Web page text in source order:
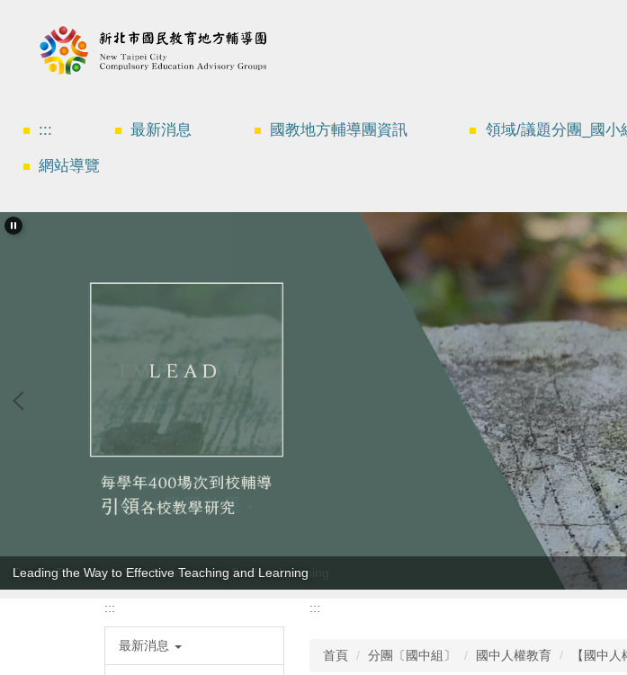
::: 最新消息 國教地方輔導團資訊 領域/議題分團_國小
網站導覽
Leading the Way to Effective Teaching and Learning
:::
最新消息
:::
首頁 分團〔國中組〕 國中人權教育 【國中